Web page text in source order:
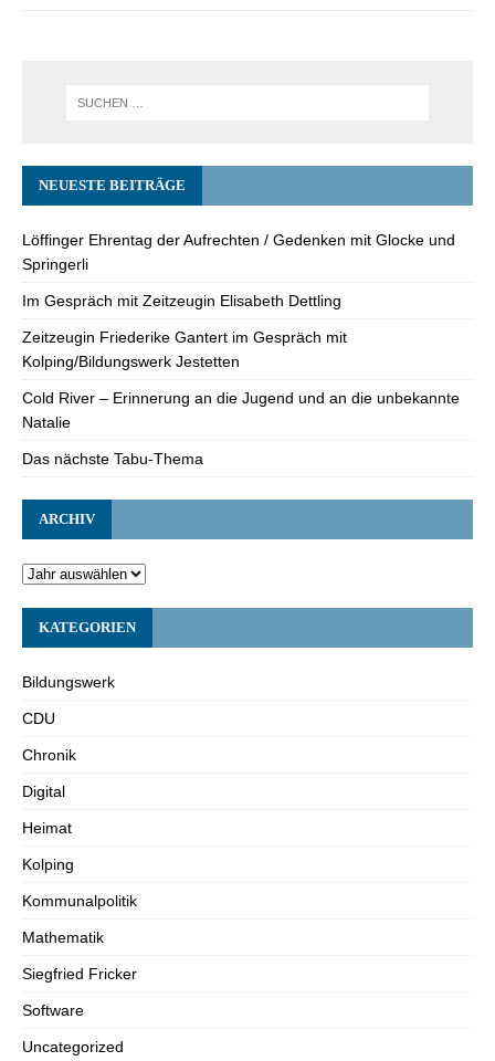
NEUESTE BEITRÄGE
Löffinger Ehrentag der Aufrechten / Gedenken mit Glocke und
Springerli
Im Gespräch mit Zeitzeugin Elisabeth Dettling
Zeitzeugin Friederike Gantert im Gespräch mit
Kolping/Bildungswerk Jestetten
Cold River – Erinnerung an die Jugend und an die unbekannte
Natalie
Das nächste Tabu-Thema
ARCHIV
KATEGORIEN
Bildungswerk
CDU
Chronik
Digital
Heimat
Kolping
Kommunalpolitik
Mathematik
Siegfried Fricker
Software
Uncategorized